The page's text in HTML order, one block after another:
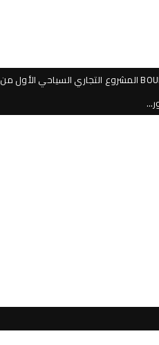
BOURJI VILLAGE المشروع التجاري السياحي الأول من